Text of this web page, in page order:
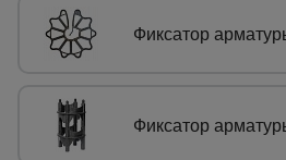
Фиксатор
Фиксатор